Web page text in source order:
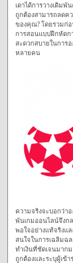
เดาได้การวางเดิมพั
ถูกต้องสามารถลดค
ของคุณ? โดยรวมก่
การสอนแบบฝึกหัดก
สะดวกสบายในการ
หลายคน
ความจริงจะบอกว่า
พันเกมออนไลน์จึงก
พอใจอย่างแท้จริงแ
สนใจในการเฉลิมฉ
ทำเงินที่ชัดเจนมาก
ถูกต้องและระบุผู้เข้